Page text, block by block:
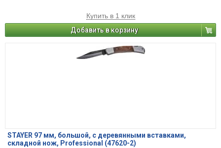
Купить в 1 клик
Добавить в корзину
STAYER 97 мм, большой, с деревянными вставками,
складной нож, Professional (47620-2)